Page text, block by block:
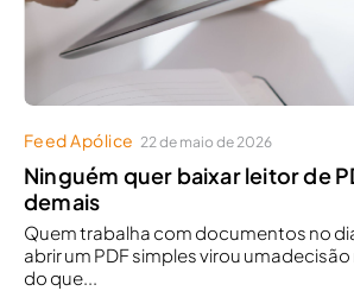
Feed Apólice 22 de maio de 2026
Ninguém quer baixar leitor de
demais
Quem trabalha com documentos no
abrir um PDF simples virou
do que...